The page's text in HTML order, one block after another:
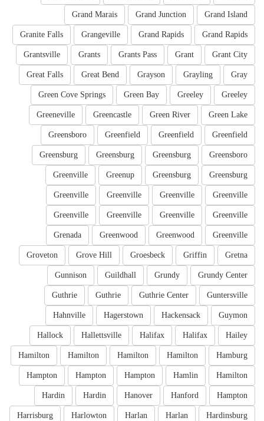
Grand Island
Grand Junction
Grand Marais
Grand Rapids
Grand Rapids
Grangeville
Granite Falls
Grant City
Grant
Grants Pass
Grants
Grantsville
Gray
Grayling
Grayson
Great Bend
Great Falls
Greeley
Greeley
Green Bay
Green Cove Springs
Green Lake
Green River
Greencastle
Greeneville
Greenfield
Greenfield
Greenfield
Greensboro
Greensboro
Greensburg
Greensburg
Greensburg
Greensburg
Greensburg
Greenup
Greenville
Greenville
Greenville
Greenville
Greenville
Greenville
Greenville
Greenville
Greenville
Greenville
Greenwood
Greenwood
Grenada
Gretna
Griffin
Groesbeck
Grove Hill
Groveton
Grundy Center
Grundy
Guildhall
Gunnison
Guntersville
Guthrie Center
Guthrie
Guthrie
Guymon
Hackensack
Hagerstown
Hahnville
Hailey
Halifax
Halifax
Hallettsville
Hallock
Hamburg
Hamilton
Hamilton
Hamilton
Hamilton
Hamilton
Hamlin
Hampton
Hampton
Hampton
Hampton
Hanford
Hanover
Hardin
Hardin
Hardinsburg
Harlan
Harlan
Harlowton
Harrisburg